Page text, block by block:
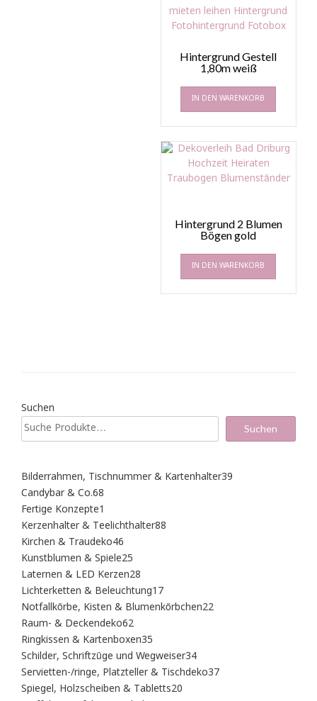
Hintergrund Gestell
1,80m weiß
IN DEN WARENKORB
Hintergrund 2 Blumen
Bögen gold
IN DEN WARENKORB
Suchen
Suchen
Bilderrahmen, Tischnummer & Kartenhalter39
Candybar & Co.68
Fertige Konzepte1
Produkt
Kerzenhalter & Teelichthalter88
Kirchen & Traudeko46
Produkte
Kunstblumen & Spiele25
Produkte
Laternen & LED Kerzen28
Produkte
Lichterketten & Beleuchtung1717
Produkte
Notfallkörbe, Kisten & Blumenkörbchen2222
Raum- & Deckendeko6262
Produkte
Ringkissen & Kartenboxen35
Produkte
Schilder, Schriftzüge und Wegweiser3434
Produkte
Servietten-/ringe, Platzteller & Tischdeko3737
Spiegel, Holzscheiben & Tabletts20